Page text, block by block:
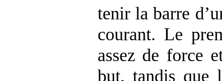
tenir la barre
courant. Le
assez de force
but, tandis que